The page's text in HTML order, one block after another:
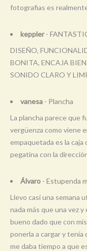
fotografias es
keppler-
DISEÑO,
BONITA, ENCAJA
SONIDO CLARO Y
vanesa - Plancha
La plancha parece que
vergüenza como viene
empaquetada es la caja
pegatina con la
Álvaro - Estupenda
Llevo casi una semana
nada más que una vez
bueno dado que con
ponerla a cargar y tenía
me daba tiempo a que